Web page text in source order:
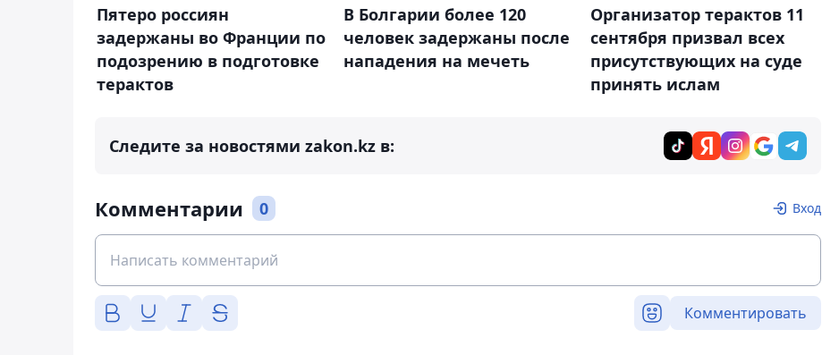
Пятеро россиян
задержаны во Франции по
подозрению в подготовке
терактов
В Болгарии более 120
человек задержаны после
нападения на мечеть
Организатор терактов 11
сентября призвал всех
присутствующих на суде
принять ислам
Следите за новостями zakon.kz в:
Комментарии 0 Вход
Комментировать